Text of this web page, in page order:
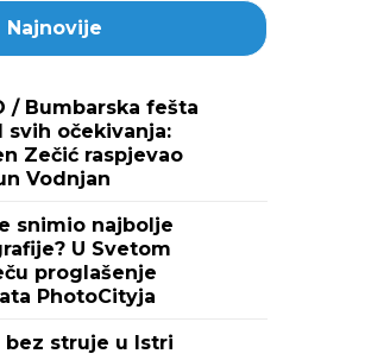
Najnovije
/ Bumbarska fešta
svih očekivanja:
Zečić raspjevao
Vodnjan
snimio najbolje
U Svetom
proglašenje
PhotoCityja
bez struje u Istri